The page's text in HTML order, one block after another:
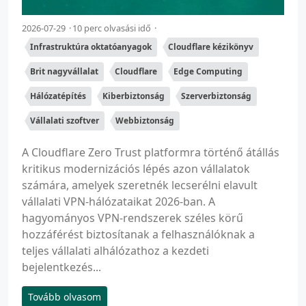
2026-07-29 10 perc olvasási idő
Infrastruktúra oktatóanyagok Cloudflare kézikönyv
Brit nagyvállalat Cloudflare Edge Computing
Hálózatépítés Kiberbiztonság Szerverbiztonság
Vállalati szoftver Webbiztonság
A Cloudflare Zero Trust platformra történő átállás
kritikus modernizációs lépés azon vállalatok
számára, amelyek szeretnék lecserélni elavult
vállalati VPN-hálózataikat 2026-ban. A
hagyományos VPN-rendszerek széles körű
hozzáférést biztosítanak a felhasználóknak a
teljes vállalati alhálózathoz a kezdeti
bejelentkezés...
Tovább olvasom